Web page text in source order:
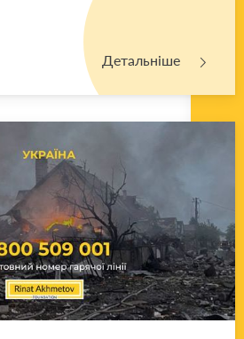
Детальніше